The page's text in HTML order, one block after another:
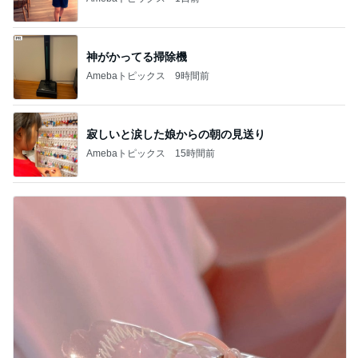
神がかってる掃除機
Amebaトピックス 9時間前
寂しいと涙した娘からの朝の見送り
Amebaトピックス 15時間前